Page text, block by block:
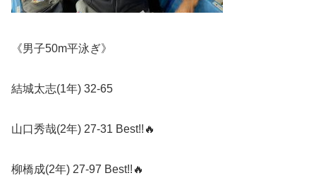
《男子50m平泳ぎ》
結城太志(1年) 32-65
山口秀哉(2年) 27-31 Best!! 🔥
柳橋成(2年) 27-97 Best!! 🔥